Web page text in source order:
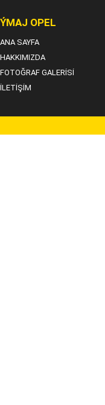
ÝMAJ OPEL
ANA SAYFA
HAKKIMIZDA
FOTOĞRAF GALERİSİ
İLETİŞİM